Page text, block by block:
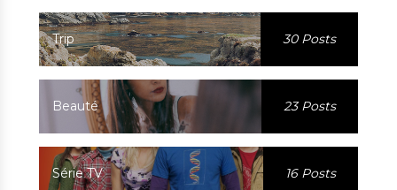
Trip 30 Posts
Beauté 23 Posts
Série TV 16 Posts